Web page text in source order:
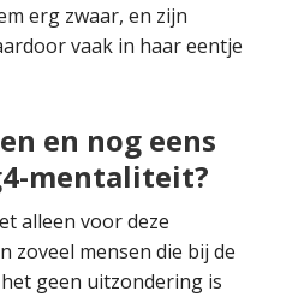
erg zwaar, en zijn
vaak in haar eentje
en nog eens
mentaliteit?
alleen voor deze
zoveel mensen die bij de
geen uitzondering is